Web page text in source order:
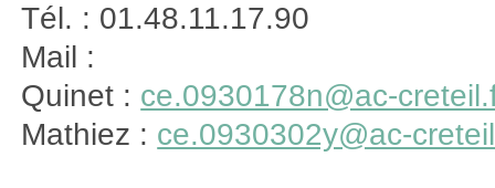
Tél. : 01.48.11.17.90
Mail :
Quinet : ce.0930178n@ac-
Mathiez : ce.0930302y@ac-